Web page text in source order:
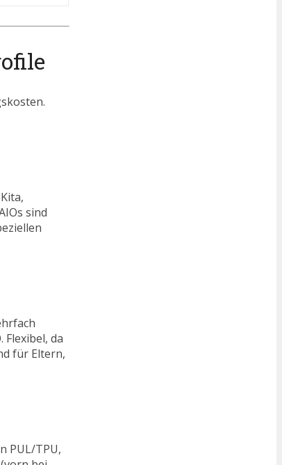
sind
da
für Eltern,
PUL/TPU,